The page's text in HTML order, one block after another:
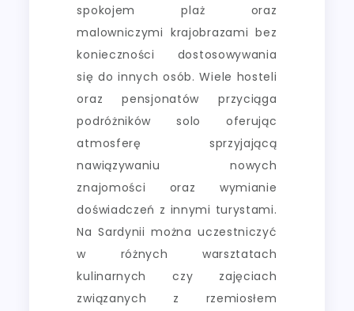
spokojem plaż oraz
malowniczymi krajobrazami bez
konieczności dostosowywania
się do innych osób. Wiele hosteli
oraz pensjonatów przyciąga
podróżników solo oferując
atmosferę sprzyjającą
nawiązywaniu nowych
znajomości oraz wymianie
doświadczeń z innymi turystami.
Na Sardynii można uczestniczyć
w różnych warsztatach
kulinarnych czy zajęciach
związanych z rzemiosłem